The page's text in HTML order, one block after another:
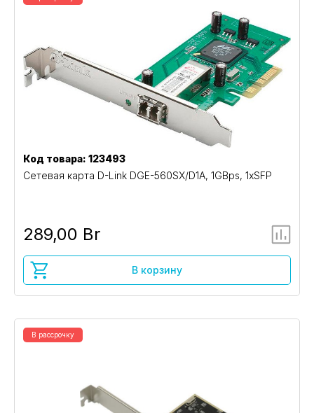
Код товара: 123493
Сетевая карта D-Link DGE-560SX/D1A, 1GBps, 1xSFP
289,00 Br
В корзину
В рассрочку